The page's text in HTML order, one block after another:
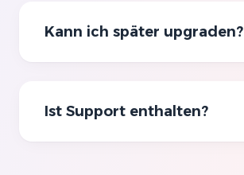
Kann ich später upgraden?
Ist Support enthalten?